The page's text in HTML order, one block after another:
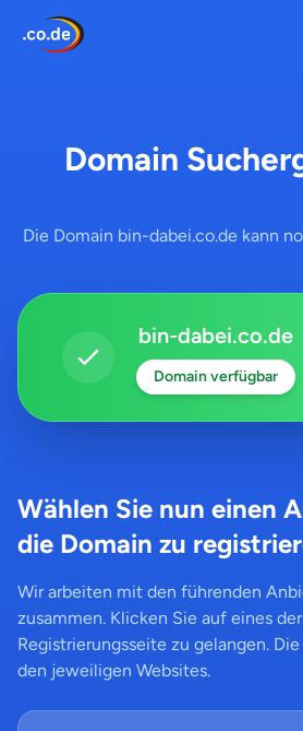
Domain
Die Domain bin-dabei.co.de kann
bin-dabei.co.de
Domain verfügbar
Wählen Sie nun einen
die Domain zu
Wir arbeiten mit den führenden
zusammen. Klicken Sie auf eines
Registrierungsseite zu gelangen.
den jeweiligen Websites.